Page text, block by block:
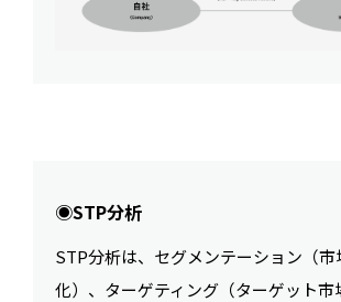
◉STP分析
STP分析は、セグメンテーション（市
化）、ターゲティング（ターゲット市